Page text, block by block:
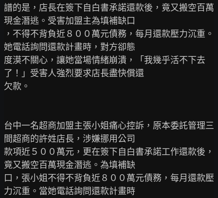
譜的是，店長在簽下自白書承諾還款後，竟又搬空百萬
現金潛逃。受害加盟主為填補缺口
，不得不背負近８００萬元債務，每月還款壓力沉重。
她電話詢問還款計畫時，對方卻態
度漠不關心，讓她當場情緒崩潰，「我幾乎活不下去
了！」受害人強烈要求店長盡快償還
欠款。
台中一名超商加盟主張小姐痛心控訴，原本委託管理三
間超商的許姓店長，涉嫌挪用公司
款項近５００萬元，更在簽下自白書承諾工作還款後，
竟又搬空百萬現金潛逃。為填補缺
口，張小姐不得不背負近８００萬元債務，每月還款壓
力沉重。當她電話詢問還款計畫時